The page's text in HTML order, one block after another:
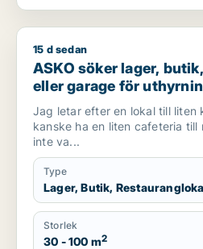
ASKO söker lager, butik,
15 d sedan
ASKO söker lager,
eller garage för
Väsby, Vallentuna eller
Jag letar efter en lokal till liten
kanske ha en liten cafeteria till
inte va...
Type
Lager, Butik,
Storlek
30 - 100 m2